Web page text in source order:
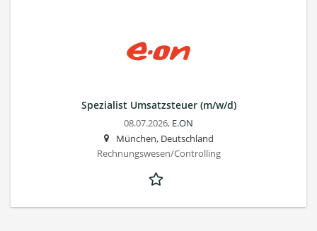
Spezialist Umsatzsteuer (m/w/d)
08.07.2026, E.ON
München, Deutschland
Rechnungswesen/Controlling